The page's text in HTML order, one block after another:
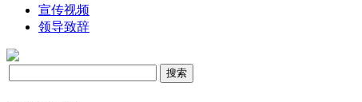
宣传视频
领导致辞